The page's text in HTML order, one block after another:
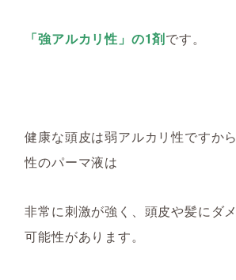
「強アルカリ性」の1剤です。
健康な頭皮は弱アルカリ性ですか
性のパーマ液は
非常に刺激が強く、 頭皮や髪にダ
可能性があります。